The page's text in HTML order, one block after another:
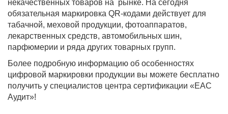
некачественных товаров на рынке. На сегодня
обязательная маркировка QR-кодами действует для
табачной, меховой продукции, фотоаппаратов,
лекарственных средств, автомобильных шин,
парфюмерии и ряда других товарных групп.
Более подробную информацию об особенностях
цифровой маркировки продукции вы можете бесплатно
получить у специалистов центра сертификации «ЕАС
Аудит»!